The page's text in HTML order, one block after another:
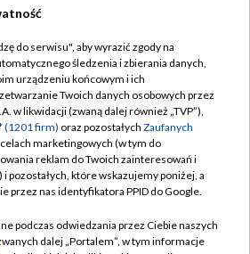
TVP
Cyfrowa
Regulamin TVP
prywatności
Moje zgody
Pomoc
Kontakt
do serwisu", aby wyrazić zgody na
śledzenia i zbierania danych,
urządzeniu końcowym i ich
Twoich danych osobowych przez
w likwidacji (zwaną dalej również „TVP”),
(1201 firm) oraz pozostałych Zaufanych
celach marketingowych (w tym do
reklam do Twoich zainteresowań i
pozostałych, które wskazujemy poniżej, a
przez nas identyfikatora PPID do Google.
podczas odwiedzania przez Ciebie naszych
dalej „Portalem”, w tym informacje